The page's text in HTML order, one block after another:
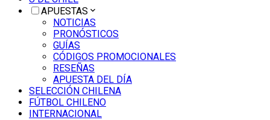
APUESTAS
NOTICIAS
PRONÓSTICOS
GUÍAS
CÓDIGOS PROMOCIONALES
RESEÑAS
APUESTA DEL DÍA
SELECCIÓN CHILENA
FÚTBOL CHILENO
INTERNACIONAL